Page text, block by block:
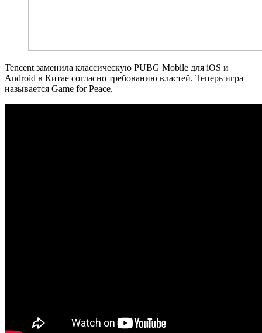
Tencent заменила классическую PUBG Mobile для iOS и
Android в Китае согласно требованию властей. Теперь игра
называется Game for Peace.